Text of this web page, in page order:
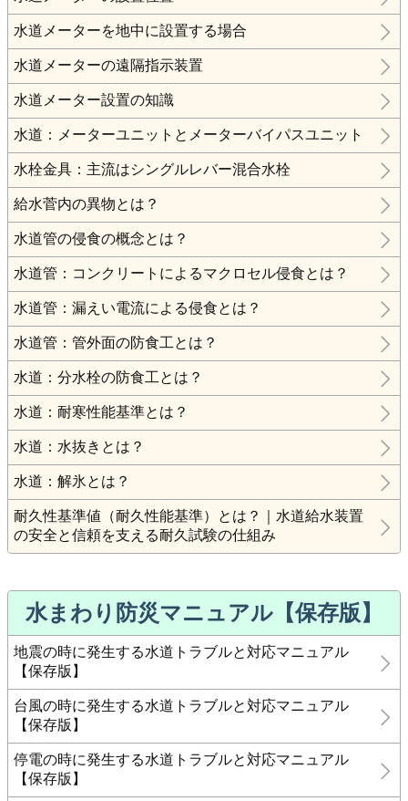
水道メーターを地中に設置する場合
水道メーターの遠隔指示装置
水道メーター設置の知識
水道：メーターユニットとメーターバイパスユニット
水栓金具：主流はシングルレバー混合水栓
給水菅内の異物とは？
水道管の侵食の概念とは？
水道管：コンクリートによるマクロセル侵食とは？
水道管：漏えい電流による侵食とは？
水道管：管外面の防食工とは？
水道：分水栓の防食工とは？
水道：耐寒性能基準とは？
水道：水抜きとは？
水道：解氷とは？
耐久性基準値（耐久性能基準）とは？｜水道給水装置
の安全と信頼を支える耐久試験の仕組み
水まわり防災マニュアル【保存版】
地震の時に発生する水道トラブルと対応マニュアル
【保存版】
台風の時に発生する水道トラブルと対応マニュアル
【保存版】
停電の時に発生する水道トラブルと対応マニュアル
【保存版】